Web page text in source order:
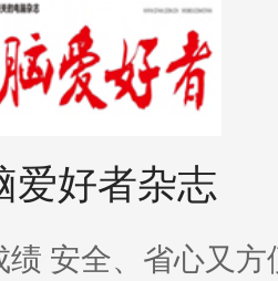
爱好者杂志
绩 安全、省心又方